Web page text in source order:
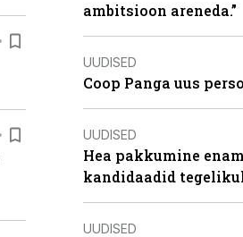
ambitsioon areneda.”
UUDISED
Coop Panga uus
UUDISED
Hea pakkumine
kandidaadid
UUDISED